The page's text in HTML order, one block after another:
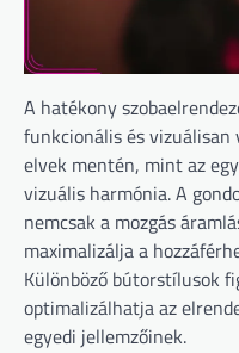
A hatékony
funkcionális és
elvek mentén, mint az
vizuális harmónia. A
nemcsak a mozgás
maximalizálja a
Különböző bútorstílusok
optimalizálhatja az
egyedi jellemzőinek.